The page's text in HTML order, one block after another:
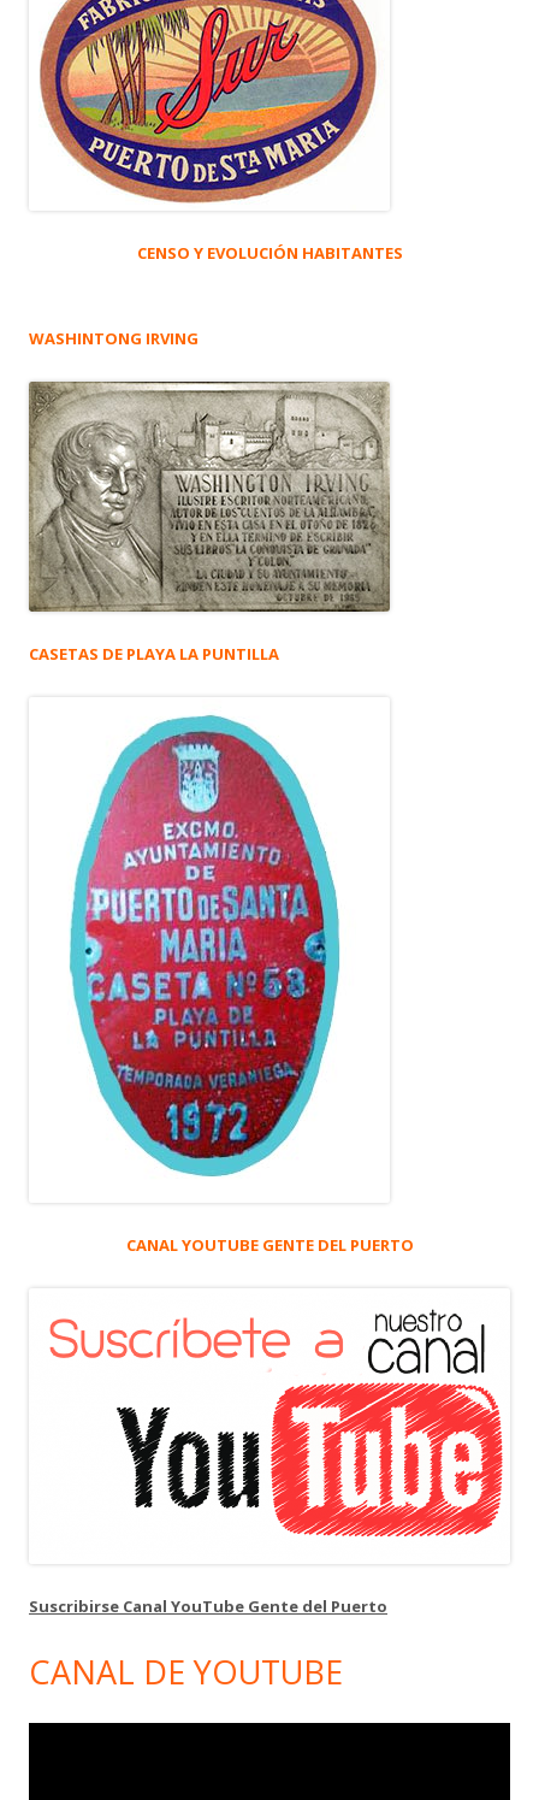
CENSO Y EVOLUCIÓN HABITANTES
WASHINTONG IRVING
CASETAS DE PLAYA LA PUNTILLA
CANAL YOUTUBE GENTE DEL PUERTO
Suscribirse Canal YouTube Gente del Puerto
CANAL DE YOUTUBE